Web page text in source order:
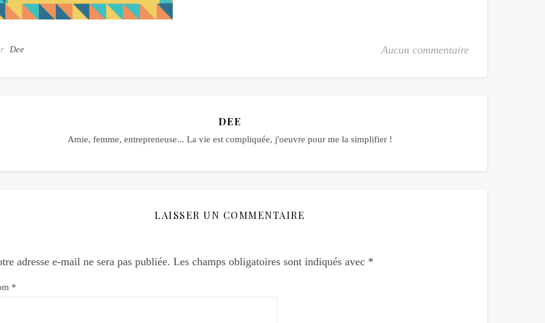
Dee Aucun commentaire
DEE
Amie, femme, entrepreneuse... La vie est compliquée, j'oeuvre pour me la simplifier !
LAISSER UN COMMENTAIRE
adresse e-mail ne sera pas publiée. Les champs obligatoires sont indiqués avec *
*